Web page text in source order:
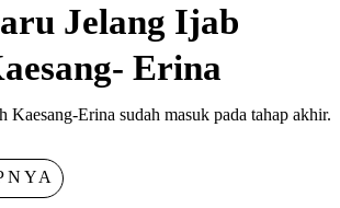
Jelang Ijab
Erina
Kaesang-Erina sudah masuk pada tahap akhir.